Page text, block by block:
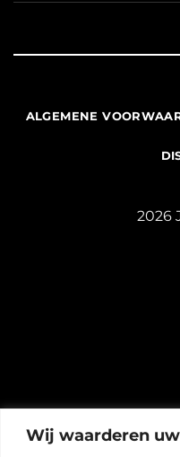
Wij waarderen
ALGEMENE
2026